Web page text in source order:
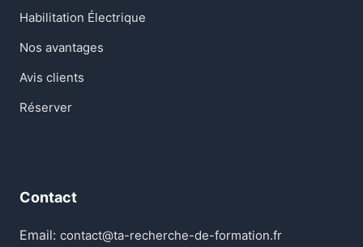
Habilitation Électrique
Nos avantages
Avis clients
Réserver
Contact
Email: contact@ta-recherche-de-formation.fr